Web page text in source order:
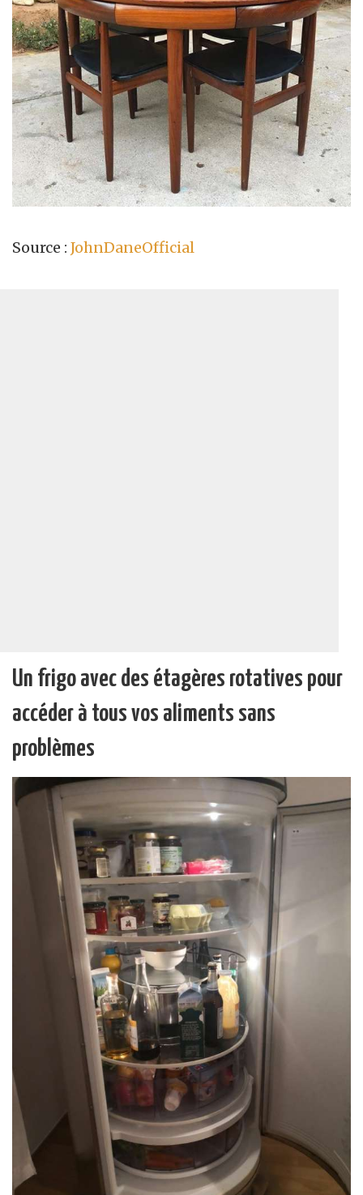
Source : JohnDaneOfficial
Un frigo avec des étagères rotatives pour
accéder à tous vos aliments sans
problèmes